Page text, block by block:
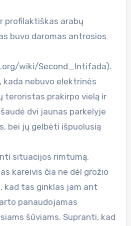
profilaktiškas arabų
buvo daromas antrosios
wiki/Second_Intifada).
kada nebuvo elektrinės
teroristas prakirpo vielą ir
dvi jaunas parkelyje
bei jų gelbėti išpuolusią
situacijos rimtumą.
kareivis čia ne dėl grožio
kad tas ginklas jam ant
panaudojamas
šūviams. Supranti, kad